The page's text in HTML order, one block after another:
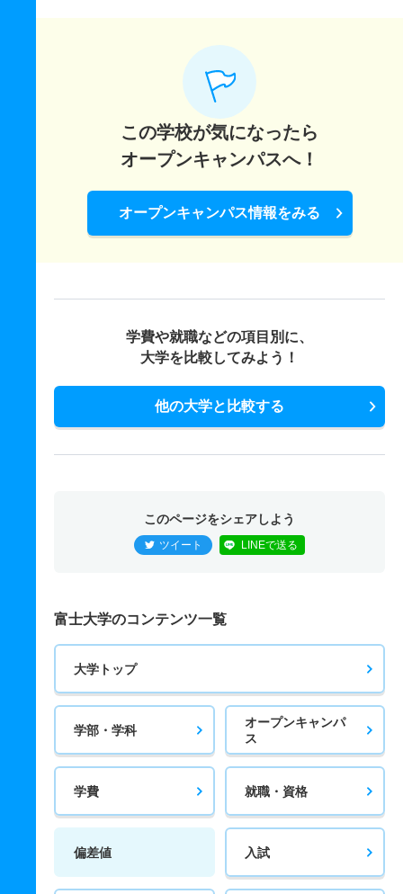
この学校が気になったら
オープンキャンパスへ！
オープンキャンパス情報をみる
学費や就職などの項目別に、
大学を比較してみよう！
他の大学と比較する
このページをシェアしよう
ツイート LINEで送る
富士大学のコンテンツ一覧
大学トップ
学部・学科
オープンキャンパ
ス
学費 就職・資格
偏差値 入試